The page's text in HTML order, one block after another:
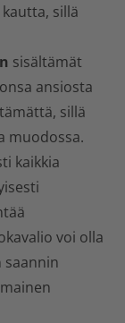
sillä
sisältämät
ansiosta
sillä
muodossa.
kaikkia
voi olla